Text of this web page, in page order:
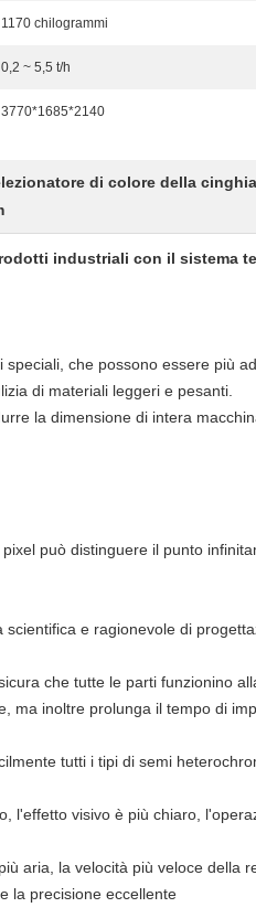
1170 chilogrammi
0,2 ~ 5,5 t/h
3770*1685*2140
di colore della
industriali con il sistema
che possono essere più
di materiali leggeri e pesanti.
la dimensione di intera
può distinguere il punto
e ragionevole di
che tutte le parti funzionino
inoltre prolunga il tempo di
tutti i tipi di semi
l'effetto visivo è più chiaro,
aria, la velocità più veloce della
la precisione eccellente